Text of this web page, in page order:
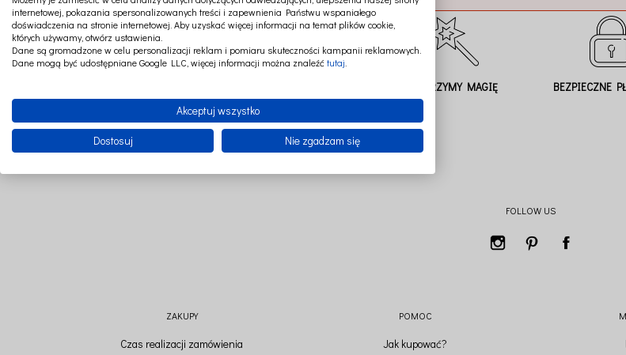
TWORZYMY MAGIĘ BEZPIECZNE
FOLLOW US
ZAKUPY
Czas realizacji zamówienia
POMOC
Jak kupować?
internetowej, pokazania spersonalizowanych treści i zapewnienia Państwu wspaniałego
doświadczenia na stronie internetowej. Aby uzyskać więcej informacji na temat plików cookie,
których używamy, otwórz ustawienia.
Dane są gromadzone w celu personalizacji reklam i pomiaru skuteczności kampanii reklamowych.
Dane mogą być udostępniane Google LLC, więcej informacji można znaleźć tutaj
Akceptuj wszystko
Dostosuj Nie zgadzam się